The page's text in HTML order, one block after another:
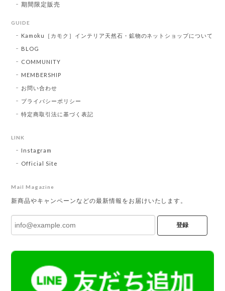
期間限定販売
GUIDE
Kamoku［カモク］インテリア天然石・鉱物のネットショップについて
BLOG
COMMUNITY
MEMBERSHIP
お問い合わせ
プライバシーポリシー
特定商取引法に基づく表記
LINK
Instagram
Official Site
Mail Magazine
新商品やキャンペーンなどの最新情報をお届けいたします。
登録